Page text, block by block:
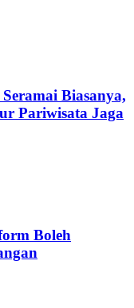
Biasanya,
Pariwisata Jaga
Boleh